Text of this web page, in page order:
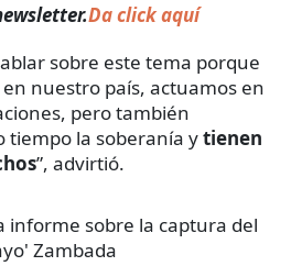
Da click aquí
sobre este tema porque
nuestro país, actuamos en
pero también
tiempo la soberanía ytienen
”, advirtió.
informe sobre la captura del
Zambada